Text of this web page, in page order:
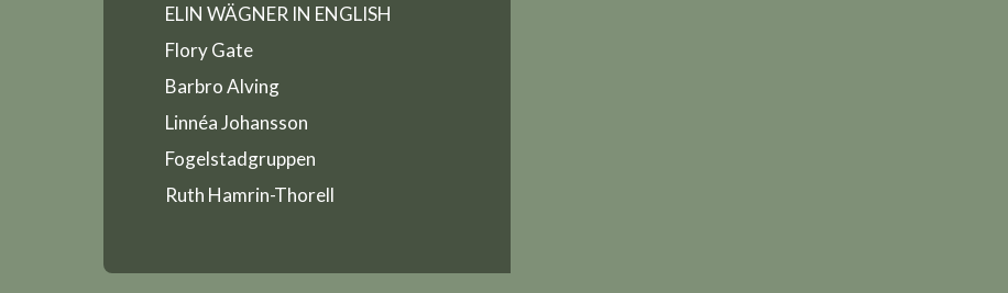
ELIN WÄGNER IN ENGLISH
Flory Gate
Barbro Alving
Linnéa Johansson
Fogelstadgruppen
Ruth Hamrin-Thorell